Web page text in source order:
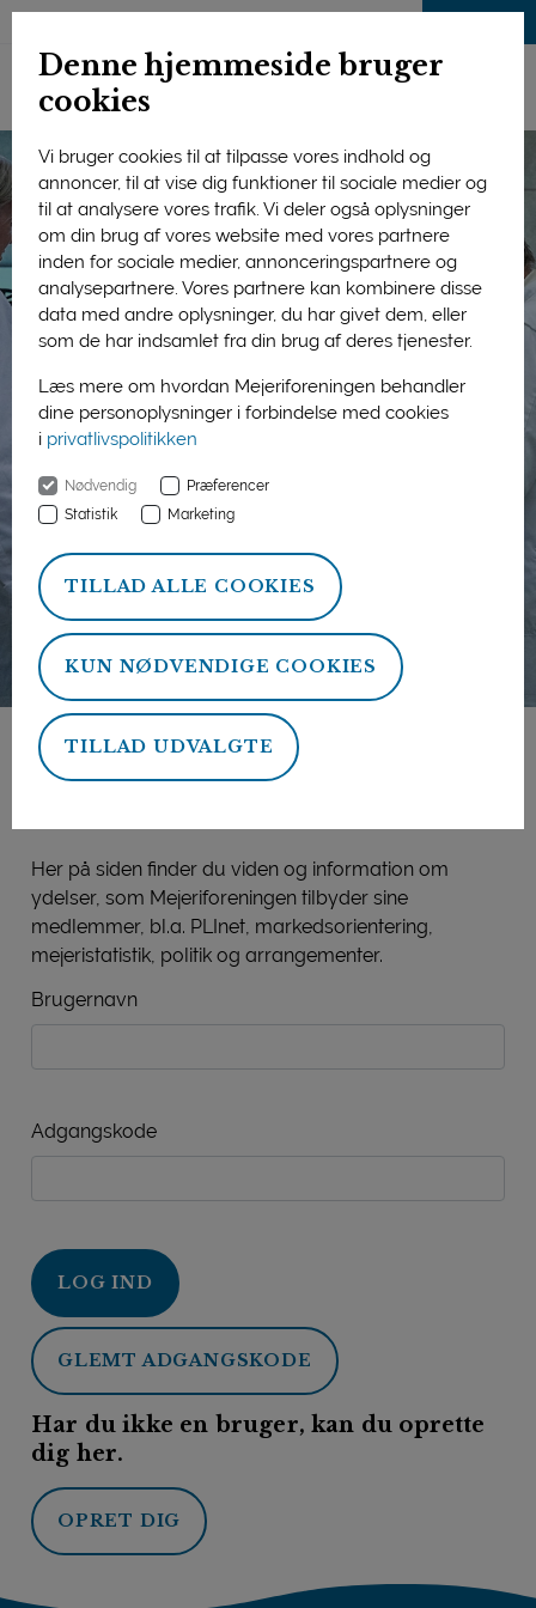
Denne hjemmeside bruger
cookies
Vi bruger cookies til at tilpasse vores indhold og
annoncer, til at vise dig funktioner til sociale medier og
til at analysere vores trafik. Vi deler også oplysninger
om din brug af vores website med vores partnere
inden for sociale medier, annonceringspartnere og
analysepartnere. Vores partnere kan kombinere disse
data med andre oplysninger, du har givet dem, eller
som de har indsamlet fra din brug af deres tjenester.
Læs mere om hvordan Mejeriforeningen behandler
dine personoplysninger i forbindelse med cookies
i privatlivspolitikken
Nødvendig
Præferencer
Statistik
Marketing
TILLAD ALLE COOKIES
KUN NØDVENDIGE COOKIES
TILLAD UDVALGTE
Mejeriforeningens
Her på siden finder du viden og information om
ydelser, som Mejeriforeningen tilbyder sine
medlemmer, bl.a. PLInet, markedsorientering,
mejeristatistik, politik og arrangementer.
Brugernavn
Adgangskode
LOG IND
GLEMT ADGANGSKODE
Har du ikke en bruger, kan du oprette
dig her.
OPRET DIG